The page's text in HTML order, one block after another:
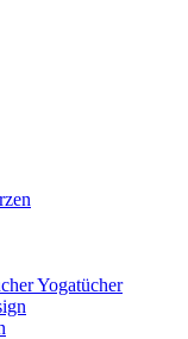
Yogatücher